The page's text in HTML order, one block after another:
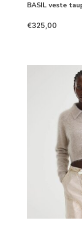
BASIL veste
€325,00